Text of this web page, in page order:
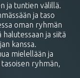
ja tuntien välillä.
ja taso
oman ryhmän
ja siitä
kanssa.
mielellään ja
ryhmän,